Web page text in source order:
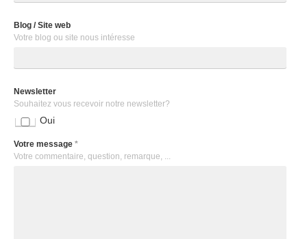
Blog / Site web
Votre blog ou site nous intéresse
Newsletter
Souhaitez vous recevoir notre newsletter?
Oui
Votre message *
Votre commentaire, question, remarque, ...